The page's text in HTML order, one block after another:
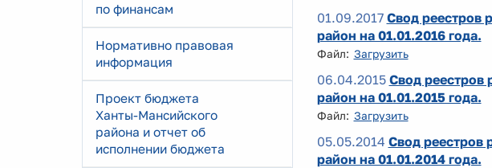
по финансам
Нормативно правовая
информация
Проект бюджета
Ханты-Мансийского
района и отчет об
исполнении бюджета
01.09.2017 Свод реестров
район на 01.01.2016 года.
Файл: Загрузить
06.04.2015 Свод реестров
район на 01.01.2015 года.
Файл: Загрузить
05.05.2014 Свод реестров
район на 01.01.2014 года.